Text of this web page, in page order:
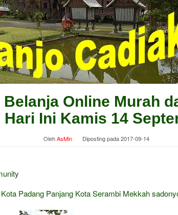
Belanja Online Murah
Hari Ini Kamis 14
OlehAsMin Diposting pada2017-09-14
Padang Panjang Kota Serambi Mekkah